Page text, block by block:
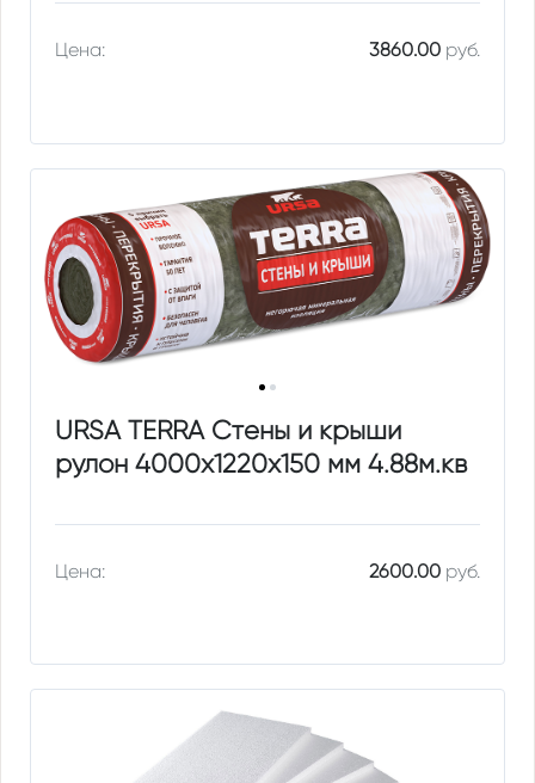
Цена: 3860.00руб.
URSA TERRA Стены и крыши
рулон 4000х1220х150 мм 4.88м.кв
Цена: 2600.00руб.